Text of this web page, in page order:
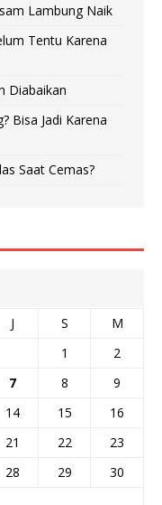
Lambung Naik
Tentu Karena
Diabaikan
Bisa Jadi Karena
Saat Cemas?
J S
M
1
2
7 8
9
14 15
16
21 22
23
28 29
30